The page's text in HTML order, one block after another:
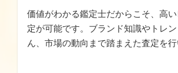
価値がわかる鑑定士だからこそ、高
定が可能です。ブランド知識やトレ
ん、市場の動向まで踏まえた査定を行